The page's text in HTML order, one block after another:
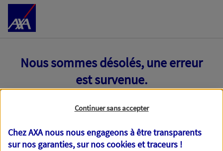
Accéder au Contenu
Nous sommes désolés, une erreur
est survenue.
Continuer sans accepter
Chez AXA nous nous engageons à être transparents
sur nos garanties, sur noscookies et traceurs !